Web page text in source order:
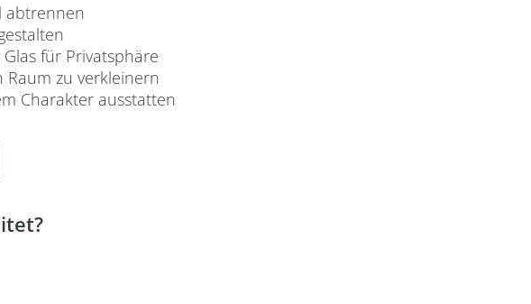
abtrennen
für Privatsphäre
Raum zu verkleinern
Charakter ausstatten